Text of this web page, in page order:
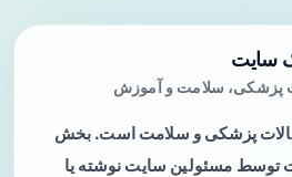
سایت
پزشکی، سلامت و آموزش
پزشکی و سلامت است. بخش
توسط مسئولین سایت نوشته یا